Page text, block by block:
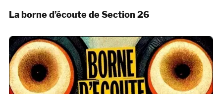
La borne d’écoute de Section 26